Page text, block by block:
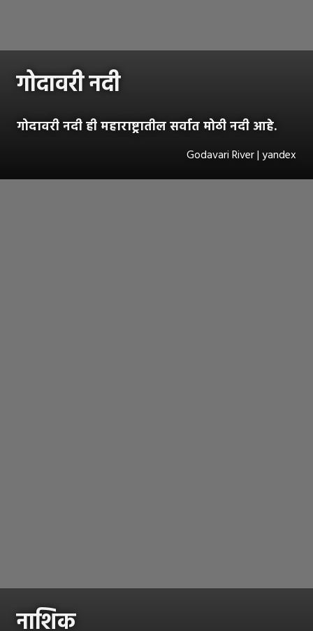
गोदावरी नदी
गोदावरी नदी ही महाराष्ट्रातील सर्वात मोठी नदी आहे.
Godavari River | yandex
नाशिक